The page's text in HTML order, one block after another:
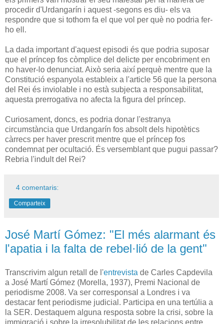
procedir d'Urdangarín i aquest -segons es diu- els va
respondre que si tothom fa el que vol per què no podria fer-
ho ell.
La dada important d'aquest episodi és que podria suposar
que el príncep fos còmplice del delicte per encobriment en
no haver-lo denunciat. Això seria així perquè mentre que la
Constitució espanyola estableix a l'article 56 que la persona
del Rei és inviolable i no està subjecta a responsabilitat,
aquesta prerrogativa no afecta la figura del príncep.
Curiosament, doncs, es podria donar l'estranya
circumstància que Urdangarín fos absolt dels hipotètics
càrrecs per haver prescrit mentre que el príncep fos
condemnat per ocultació. És versemblant que pugui passar?
Rebria l'indult del Rei?
4 comentaris:
Comparteix
José Martí Gómez: "El més alarmant és
l'apatia i la falta de rebel·lió de la gent"
Transcrivim algun retall de l'entrevista de Carles Capdevila
a José Martí Gómez (Morella, 1937), Premi Nacional de
periodisme 2008. Va ser corresponsal a Londres i va
destacar fent periodisme judicial. Participa en una tertúlia a
la SER. Destaquem alguna resposta sobre la crisi, sobre la
immigració i sobre la irresolubilitat de les relacions entre